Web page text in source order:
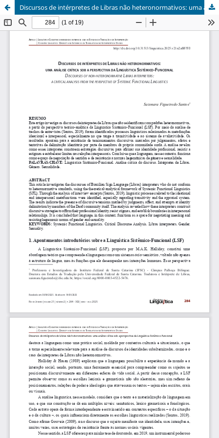
Discursos de intérpretes de Libras não heteronormativos: uma análise crítica sob a perspectiva da Linguística Sistêmico-Funcional